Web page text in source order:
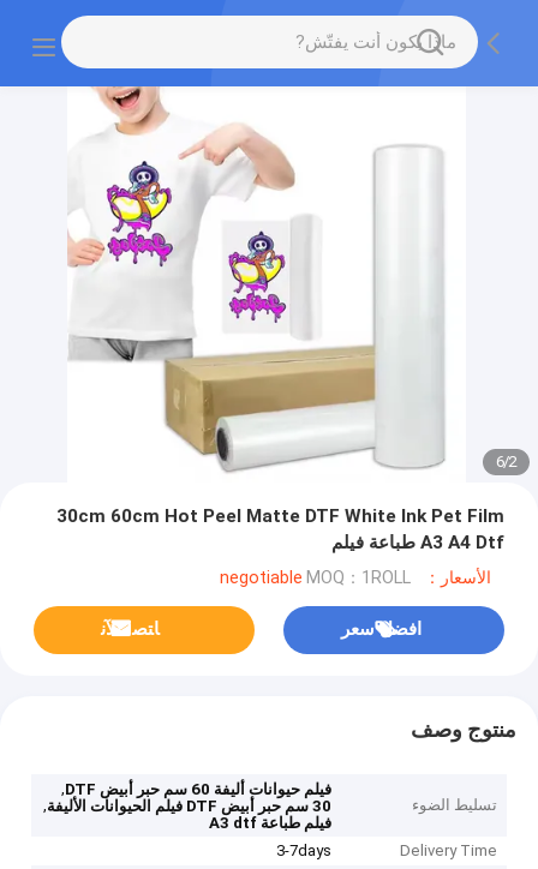
2
/
6
30cm 60cm Hot Peel Matte DTF White Ink Pet Film
A3 A4 Dtf طباعة فيلم
الأسعار：negotiable MOQ：1ROLL
افضل سعر ﺎﺘﺼﻟ ﺍﻶﻧ
منتوج وصف
تسليط الضوء
فيلم حيوانات أليفة 60 سم حبر أبيض DTF
,
30 سم حبر أبيض DTF فيلم الحيوانات الأليفة
,
فيلم طباعة A3 dtf
Delivery Time
3-7days